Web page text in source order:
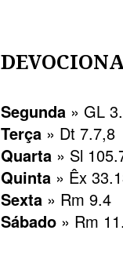
Segunda » GL
Terça » Dt 7.7,8
Quarta » Sl
Quinta » Êx
Sexta » Rm 9.4
Sábado » Rm